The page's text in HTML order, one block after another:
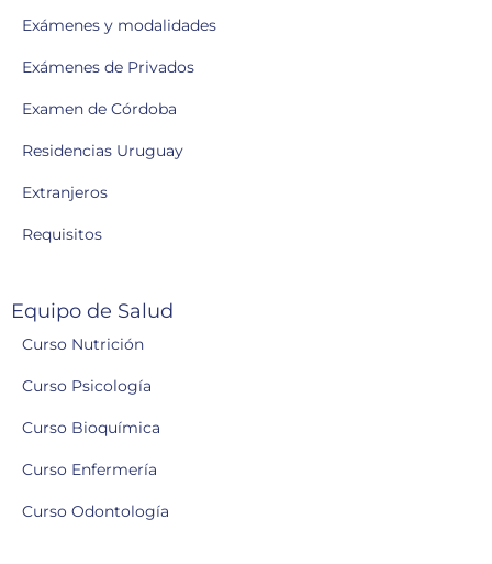
Exámenes y modalidades
Exámenes de Privados
Examen de Córdoba
Residencias Uruguay
Extranjeros
Requisitos
Equipo de Salud
Curso Nutrición
Curso Psicología
Curso Bioquímica
Curso Enfermería
Curso Odontología